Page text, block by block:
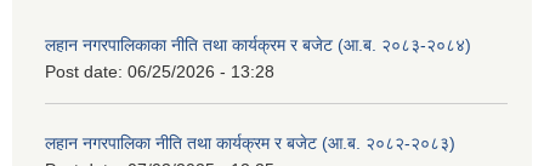
लहान नगरपालिकाका नीति तथा कार्यक्रम र बजेट (आ.ब. २०८३-२०८४)
Post date: 06/25/2026 - 13:28
लहान नगरपालिका नीति तथा कार्यक्रम र बजेट (आ.ब. २०८२-२०८३)